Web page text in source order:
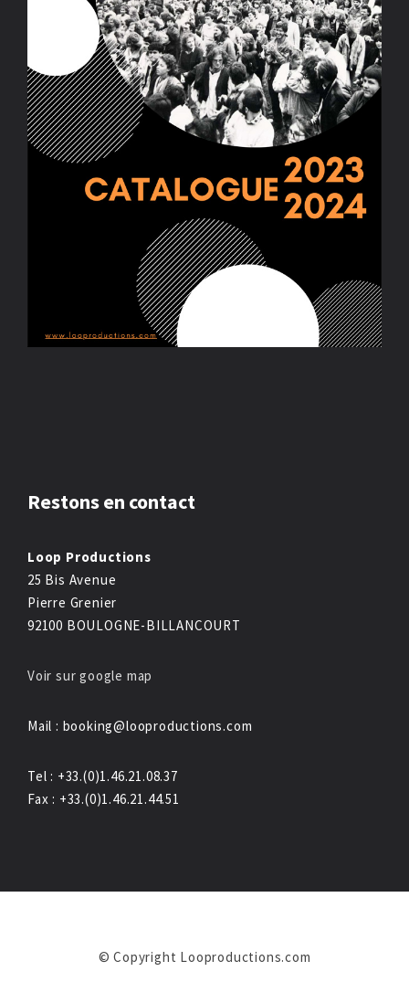
Restons en contact
Loop Productions
25 Bis Avenue
Pierre Grenier
92100 BOULOGNE-BILLANCOURT
Voir sur google map
Mail : booking@looproductions.com
Tel : +33.(0)1.46.21.08.37
Fax : +33.(0)1.46.21.44.51
© Copyright Looproductions.com